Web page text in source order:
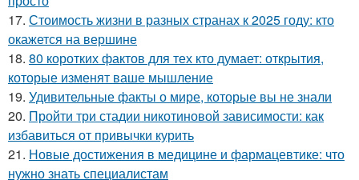
17. Стоимость жизни в разных странах к 2025 году: кто
окажется на вершине
18. 80 коротких фактов для тех кто думает: открытия,
которые изменят ваше мышление
19. Удивительные факты о мире, которые вы не знали
20. Пройти три стадии никотиновой зависимости: как
избавиться от привычки курить
21. Новые достижения в медицине и фармацевтике: что
нужно знать специалистам